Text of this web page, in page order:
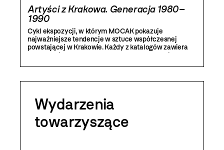
Artyści z Krakowa. Generacja 1980–
1990
Cykl ekspozycji, w którym MOCAK pokazuje
najważniejsze tendencje w sztuce współczesnej
powstającej w Krakowie. Każdy z katalogów zawiera
reprodukcje prac prezentowanych na wystawie,
Wydarzenia
towarzyszące